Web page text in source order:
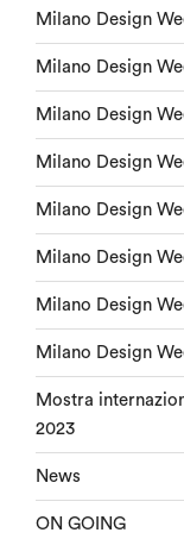
Milano Design
Milano Design
Milano Design
Milano Design
Milano Design
Milano Design
Milano Design
Milano Design
Mostra
2023
News
ON GOING